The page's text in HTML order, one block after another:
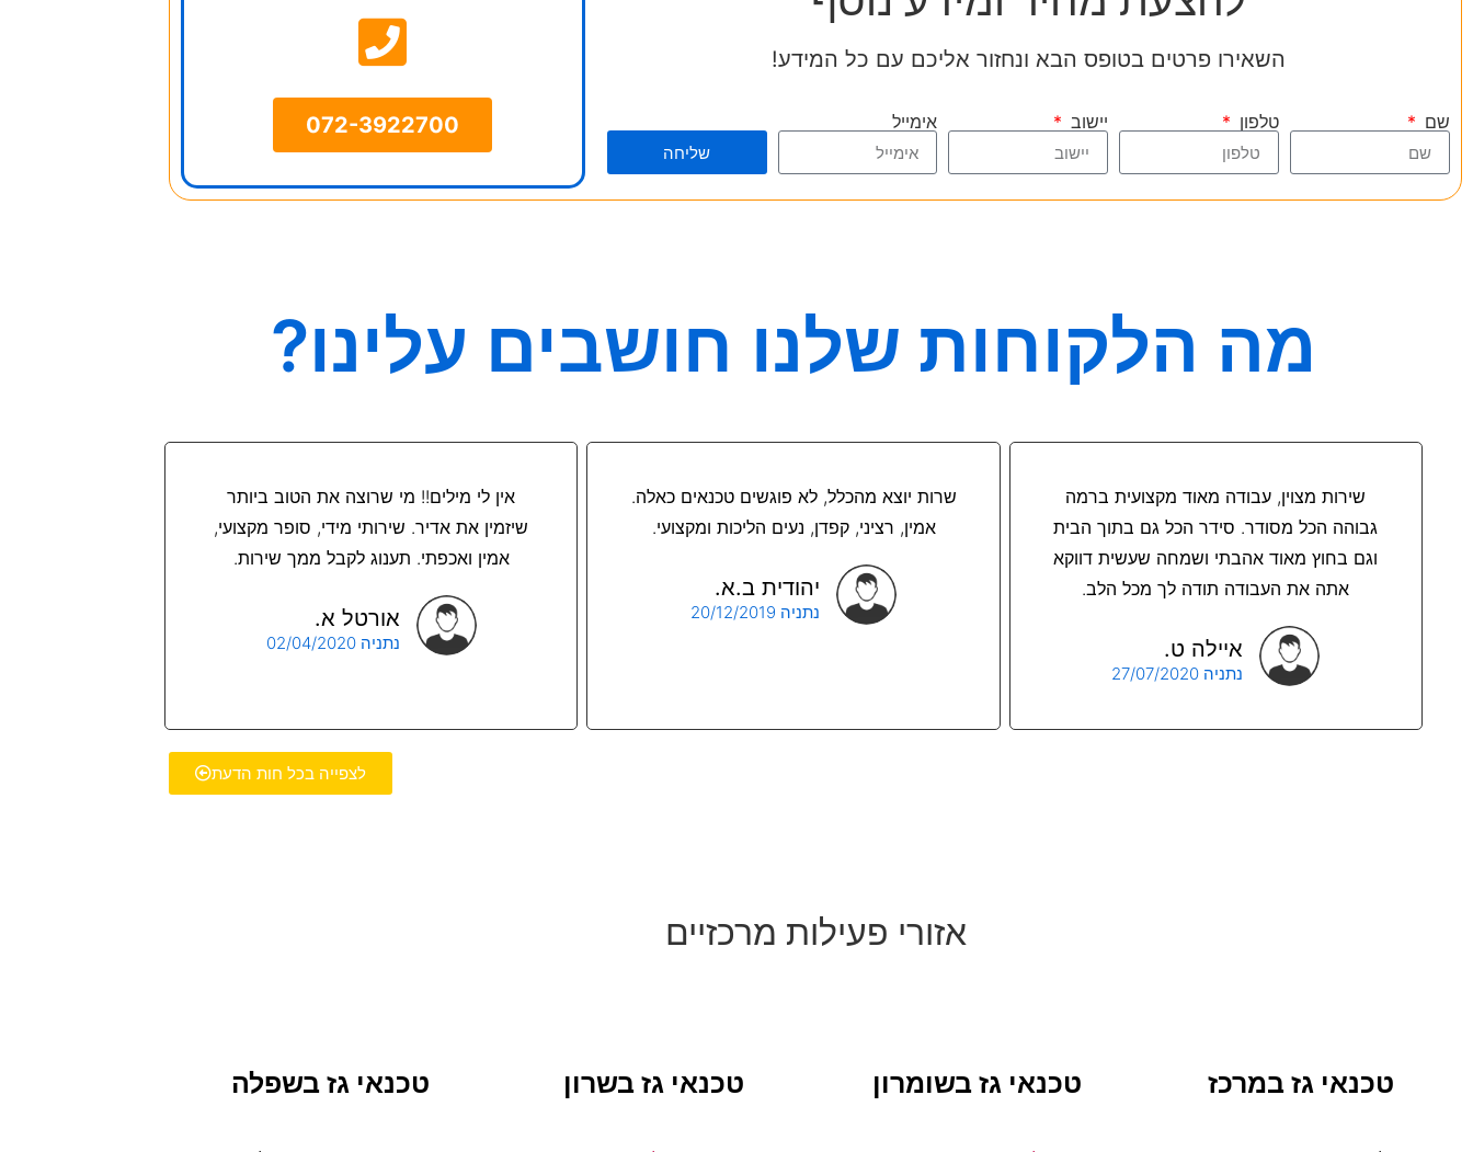
השאירו פרטים בטופס הבא ונחזור אליכם עם כל המידע!
שם טלפון יישוב אימייל
שליחה
072-3922700
מה הלקוחות שלנו חושבים עלינו?
שירות מצוין, עבודה מאוד מקצועית ברמה
גבוהה הכל מסודר. סידר הכל גם בתוך הבית
וגם בחוץ מאוד אהבתי ושמחה שעשית דווקא
אתה את העבודה תודה לך מכל הלב.
איילה ט.
נתניה 27/07/2020
שרות יוצא מהכלל, לא פוגשים טכנאים כאלה.
אמין, רציני, קפדן, נעים הליכות ומקצועי.
יהודית ב.א.
נתניה 20/12/2019
אין לי מילים!! מי שרוצה את הטוב ביותר
שיזמין את אדיר. שירותי מידי, סופר מקצועי,
אמין ואכפתי. תענוג לקבל ממך שירות.
אורטל א.
נתניה 02/04/2020
לצפייה בכל חות הדעת
אזורי פעילות מרכזיים
טכנאי גז במרכז טכנאי גז בשומרון טכנאי גז בשרון טכנאי גז בשפלה